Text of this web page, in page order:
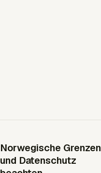
Norwegische Grenzen
und Datenschutz